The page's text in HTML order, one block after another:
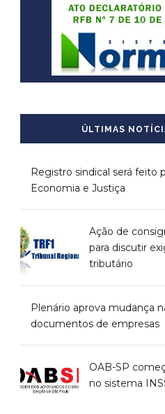
ÚLTIMAS
Registro sindical será feito
Economia e Justiça
Ação de
para discutir
tributário
Plenário aprova mudança
documentos de empresas
OAB-SP
no sistema